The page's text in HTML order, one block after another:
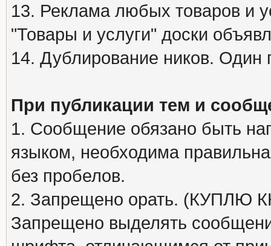
13. Реклама любых товаров и
"Товары и услуги" доски
14. Дублирование ников. Один
При публикации тем и
1. Сообщение обязано быть
языком, необходима
без пробелов.
2. Запрещено орать. (КУПЛЮ
Запрещено выделять